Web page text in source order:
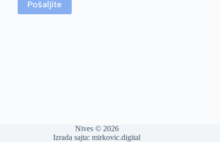
Nives © 2026
Izrada sajta:mirkovic.digital